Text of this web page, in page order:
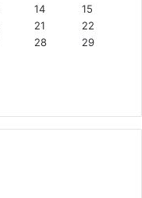
14
15
21
22
28
29